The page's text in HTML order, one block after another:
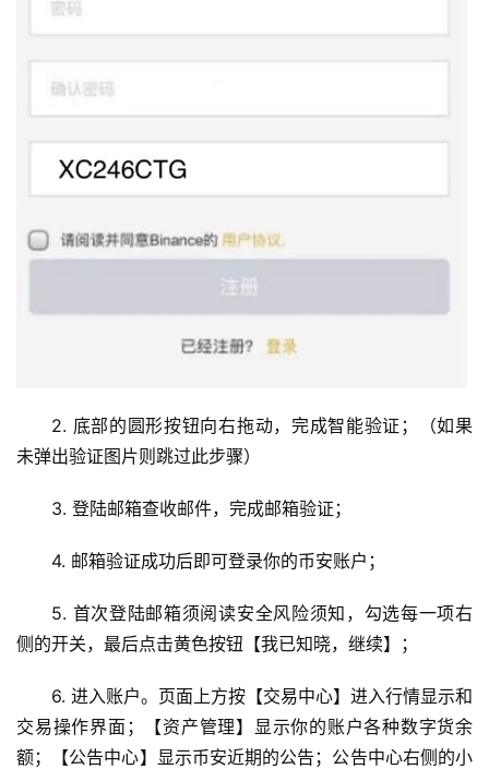
2. 底部的圆形按钮向右拖动，完成智能验证；（如果
未弹出验证图片则跳过此步骤）
3. 登陆邮箱查收邮件，完成邮箱验证；
4. 邮箱验证成功后即可登录你的币安账户；
5. 首次登陆邮箱须阅读安全风险须知，勾选每一项右
侧的开关，最后点击黄色按钮【我已知晓，继续】；
6. 进入账户。页面上方按【交易中心】进入行情显示和
交易操作界面；【资产管理】显示你的账户各种数字货余
额；【公告中心】显示币安近期的公告；公告中心右侧的小